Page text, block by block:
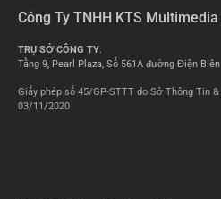
Công Ty TNHH KTS Multimedia
TRỤ SỞ CÔNG TY:
Tầng 9, Pearl Plaza, Số 561A đường Điện
Giấy phép số 45/GP-STTT do Sở Thông Tin
03/11/2020